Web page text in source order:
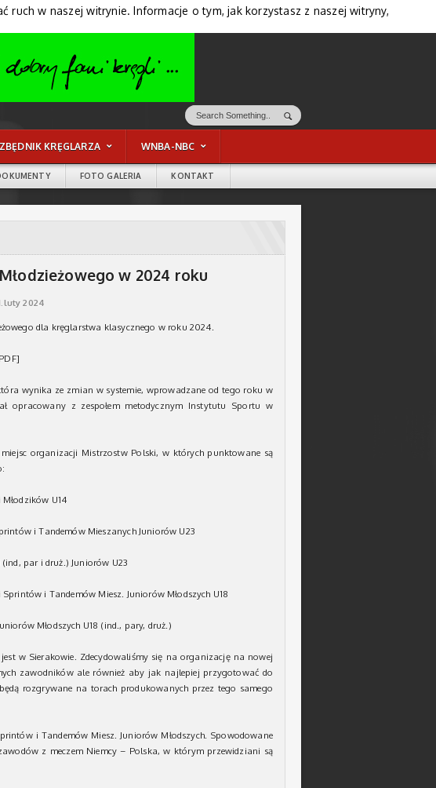
KRĘGLARZA WNBA-NBC
FOTO GALERIA KONTAKT
w 2024 roku
2024
dla kręglarstwa klasycznego w roku 2024.
wynika ze zmian w systemie, wprowadzane od tego roku w
opracowany z zespołem metodycznym Instytutu Sportu w
organizacji Mistrzostw Polski, w których punktowane są
U14
i Tandemów Mieszanych Juniorów U23
par i druż.) Juniorów U23
i Tandemów Miesz. Juniorów Młodszych U18
Młodszych U18 (ind., pary, druż.)
w Sierakowie. Zdecydowaliśmy się na organizację na nowej
zawodników ale również aby jak najlepiej przygotować do
rozgrywane na torach produkowanych przez tego samego
i Tandemów Miesz. Juniorów Młodszych. Spowodowane
z meczem Niemcy – Polska, w którym przewidziani są
w naszej witrynie. Informacje o tym, jak korzystasz z naszej witryny,